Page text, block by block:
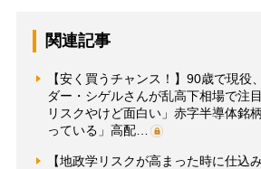
関連記事
【安く買うチャンス！】90歳で現役
ダー・シゲルさんが乱高下相場で注
リスクやけど面白い」赤字半導体銘
っている」高配…
【地政学リスクが高まった時に仕込